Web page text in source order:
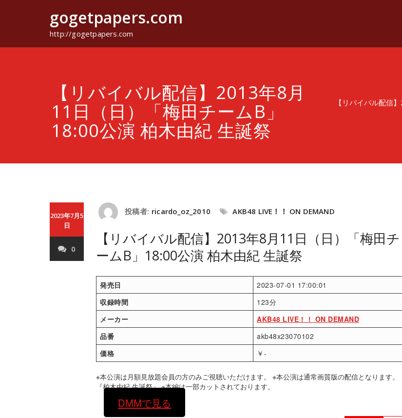
gogetpapers.com
http://gogetpapers.com
【リバイバル配信】2013年8月
11日（日）「梅田チームB」
18:00公演 柏木由紀 生誕祭
【リバイバル配信
2023年7月5
日
0
投稿者: ricardo_oz_2010 AKB48 LIVE！！ ON DEMAND
【リバイバル配信】2013年8月11日（日）「梅田チ
ームB」18:00公演 柏木由紀 生誕祭
発売日
2023-07-01 17:00:01
収録時間
123分
メーカー
AKB48 LIVE！！ ON DEMAND
品番
akb48x23070102
価格
￥-
※本公演は月額見放題会員の方のみご視聴いただけます。 ※本公演は通常画質版の配信となります。
『柏木由紀 生誕祭』 ※本編は一部カットされております。
DMMで見る